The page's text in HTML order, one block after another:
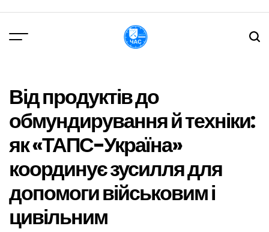
вмісту
Від продуктів до
обмундирування й техніки:
як «ТАПС-Україна»
координує зусилля для
допомоги військовим і
цивільним